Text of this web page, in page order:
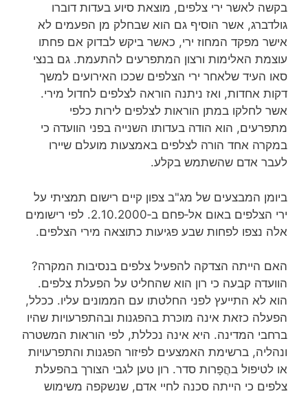
בקשה לאשר ירי צלפים, מוצאת סיוע בעדות דוברו
גולדברג, אשר הוסיף גם הוא שבחלק מן הפעמים לא
אישר מפקד המחוז ירי, כאשר ביקש לבדוק אם פחתו
עוצמת האלימות ורצון המתפרעים להתעמת. גם בנצי
סאו העיד שלאחר ירי הצלפים שככו האירועים למשך
דקות אחדות, ואז ניתנה הוראה לצלפים לחדול מירי.
אשר לחלקו במתן הוראות לצלפים לירות כלפי
מתפרעים, הוא הודה בעדותו השנייה בפני הוועדה כי
במקרה אחד הורה לצלפים באמצעות מועלם שיירו
לעבר אדם שהשתמש בקלע.
ביומן המבצעים של מג"ב צפון קיים רישום תמציתי על
ירי הצלפים באום אל‑פחם ב‑2.10.2000. לפי רישומים
אלה נצפו לפחות שבע פגיעות כתוצאה מירי הצלפים.
האם הייתה הצדקה להפעיל צלפים בנסיבות המקרה?
הוועדה קבעה כי רון הוא שהחליט על הפעלת צלפים.
הוא לא התייעץ לפני החלטתו עם הממונים עליו. ככלל,
הפעלה כזאת אינה מוכּרת בהפגנות ובהתפרעויות שהיו
ברחבי המדינה. היא אינה נכללת, לפי הוראות המשטרה
ונהליה, ברשימת האמצעים לפיזור הפגנות והתפרעויות
או לטיפול בהֲפָרות סדר. רון טען לגבי הצורך בהפעלת
צלפים כי הייתה סכנה לחיי אדם, שנשקפה משימוש